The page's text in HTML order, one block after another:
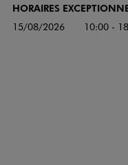
HORAIRES
15/08/2026 10:00 -